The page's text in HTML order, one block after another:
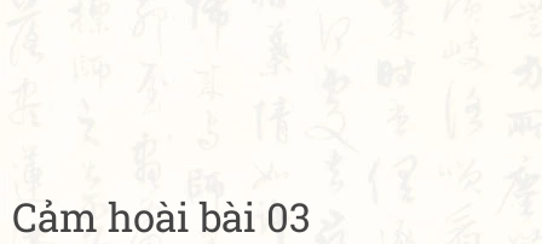
Cảm hoài bài 03